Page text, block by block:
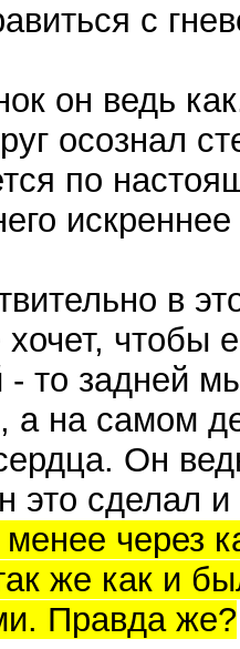
с
он ведь
осознал
по
в
хочет, чтобы
- то задней
а на самом
Он
это сделал
через
же как и
Правда же?